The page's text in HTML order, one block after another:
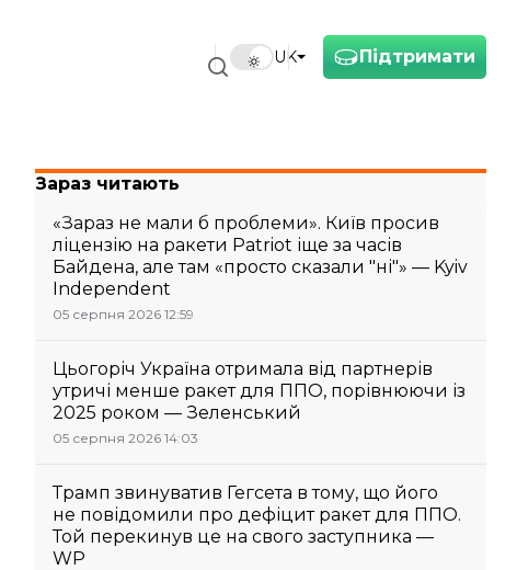
Підтримати
UK
Зараз читають
«Зараз не мали б проблеми». Київ просив
ліцензію на ракети Patriot іще за часів
Байдена, але там «просто сказали "ні"» — Kyiv
Independent
05 серпня 2026 12:59
Цьогоріч Україна отримала від партнерів
утричі менше ракет для ППО, порівнюючи із
2025 роком — Зеленський
05 серпня 2026 14:03
Трамп звинуватив Гегсета в тому, що його
не повідомили про дефіцит ракет для ППО.
Той перекинув це на свого заступника —
WP